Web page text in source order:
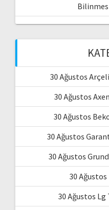
30 Ağustos
30 Ağustos
30 Ağustos
30 Ağustos
30 Ağustos
30
30 Ağustos